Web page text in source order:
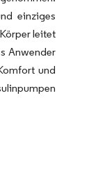
einziges
leitet
Anwender
und